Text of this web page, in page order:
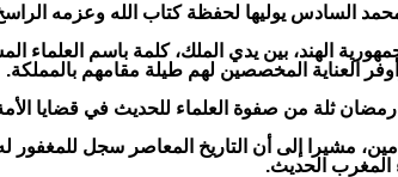
محمد السادس يوليها لحفظة كتاب الله وعزمه
العناية المخصصين لهم طيلة مقامهم بالمملكة.
ثلة من صفوة العلماء للحديث في قضايا الأمة
مشيرا إلى أن التاريخ المعاصر سجل
المغرب الحديث.